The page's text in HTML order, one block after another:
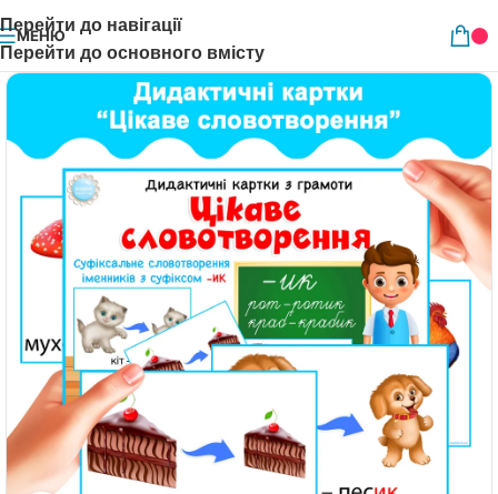
Перейти до навігації
Перейти до основного вмісту
МЕНЮ